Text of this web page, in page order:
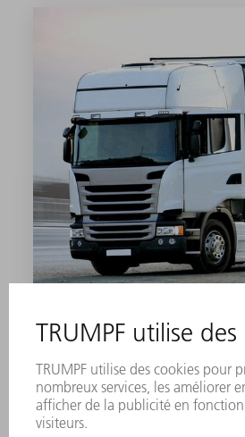
TECHNOLOGIE
EN SAVOIR PLUS